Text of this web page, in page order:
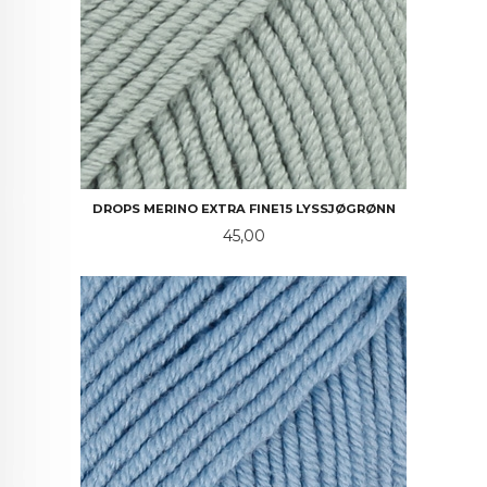
DROPS MERINO EXTRA FINE15 LYSSJØGRØNN
Pris
45,00